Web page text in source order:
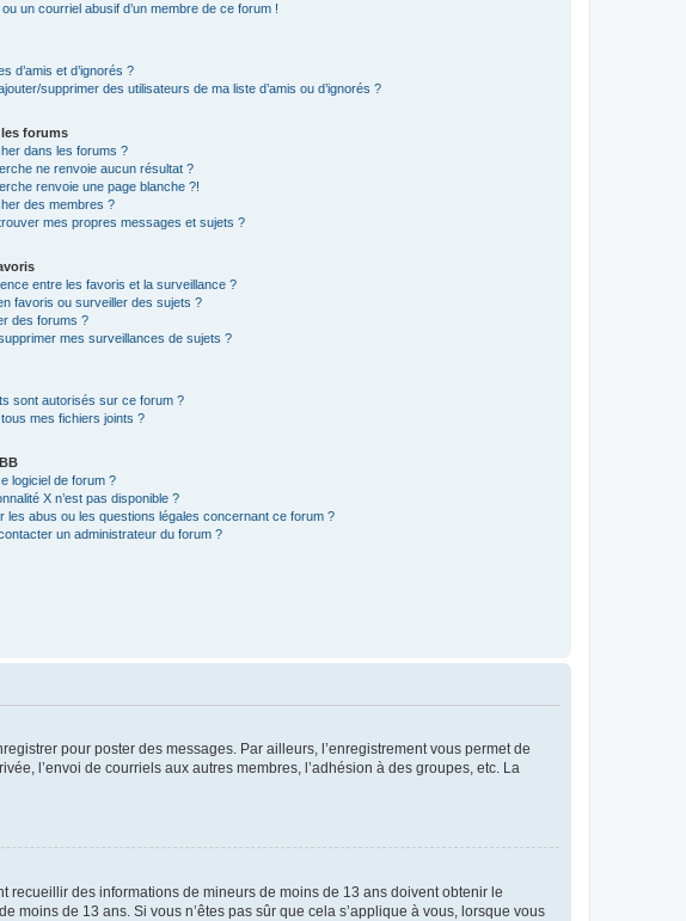
un courriel abusif d’un membre de ce forum !
d’amis et d’ignorés ?
supprimer des utilisateurs de ma liste d’amis ou d’ignorés ?
forums
dans les forums ?
ne renvoie aucun résultat ?
renvoie une page blanche ?!
des membres ?
mes propres messages et sujets ?
entre les favoris et la surveillance ?
favoris ou surveiller des sujets ?
des forums ?
mes surveillances de sujets ?
sont autorisés sur ce forum ?
mes fichiers joints ?
logiciel de forum ?
X n’est pas disponible ?
les abus ou les questions légales concernant ce forum ?
un administrateur du forum ?
pour poster des messages. Par ailleurs, l’enregistrement vous permet de
l’envoi de courriels aux autres membres, l’adhésion à des groupes, etc. La
des informations de mineurs de moins de 13 ans doivent obtenir le
moins de 13 ans. Si vous n’êtes pas sûr que cela s’applique à vous, lorsque vous